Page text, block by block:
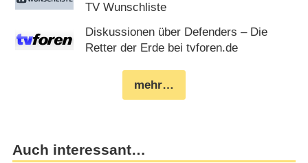
TV Wunschliste
Diskussionen über Defenders – Die
Retter der Erde bei tvforen.de
mehr…
Auch interessant…